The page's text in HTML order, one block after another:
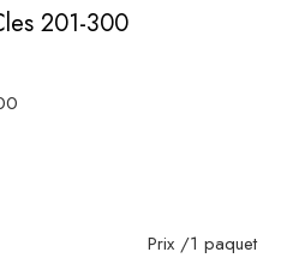
201-300
Prix /1 paquet